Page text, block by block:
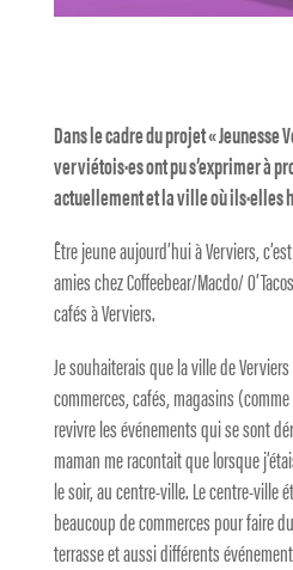
Dans le cadre du projet « Jeunesse
verviétois·es ont pu s’exprimer à
actuellement et la ville où ils·elles
Être jeune aujourd’hui à Verviers,
amies chez Coffeebear/Macdo/
cafés à Verviers.
Je souhaiterais que la ville de
commerces, cafés, magasins
revivre les événements qui se sont
maman me racontait que lorsque
le soir, au centre-ville. Le centre-ville
beaucoup de commerces pour faire
terrasse et aussi différents